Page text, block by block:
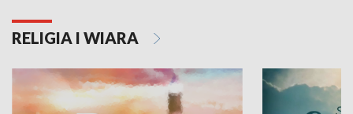
RELIGIA I WIARA